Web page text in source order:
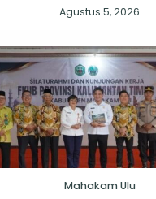
Agustus 5, 2026
Mahakam Ulu